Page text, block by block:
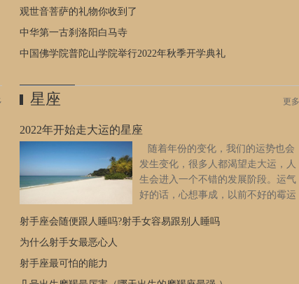
诗词、丹青、音律、金石，是整个学术界神一般的存在。直到多
年后，朴树在翻唱《送别》时说：“如果这是我写出来的歌词，让
在清光绪六年，李叔同降生于天津一个富足的盐商之家。父亲李
岁时与小妾所生，因为庶出，5岁丧父后，在家中的地位就不同于
昨日，加之家族教育极其严苛，令其更加敏感。李家家学甚厚，
他8岁读四书五经，学书法、金石，13岁习训诂、攻历朝书法，便
有名气。那时在少年李叔同的心中，已有了对人世繁华苍凉的思
考，其早熟之心远远超过了同龄人。从那时起，他对“正学”已不
大热心，对唱戏产生了浓烈的兴趣，常去戏园，不但听，还亲自
登台演唱。1897年他十八岁，在母亲的作主之下和俞氏结婚。第
二年（1898）“戊戌政变”，同情康梁变法的政治活动，因此被疑
为康梁同党；加以他的母亲是个侧室，在大家庭之间也很难相处
识松江许幻园，即迁居许氏的城南草堂。这时他交游中最要好的
是松江许幻园、宝山袁希濂、江湾蔡小香、江阴张小楼，和他结
观世音菩萨的礼物你收到了
中华第一古刹洛阳白马寺
中国佛学院普陀山学院举行2022年秋季开学典礼
星座 更多
2022年开始走大运的星座
随着年份的变化，我们的运势也会
发生变化，很多人都渴望走大运，人
生会进入一个不错的发展阶段。运气
好的话，心想事成，以前不好的霉运
么，2022年开始走大运的星座有哪些，让我们一起来看下。十二
星座运势01白羊座：年轻有为白羊座总是充满了正能量，虽然会
遇到不顺心的时候，但很快就会忘记，马上又活蹦乱跳。他们真
射手座会随便跟人睡吗?射手女容易跟别人睡吗
为什么射手女最恶心人
射手座最可怕的能力